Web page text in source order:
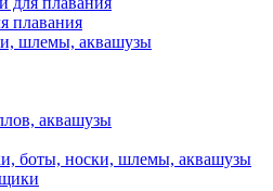
плавания
шлемы, аквашузы
аквашузы
боты, носки, шлемы, аквашузы